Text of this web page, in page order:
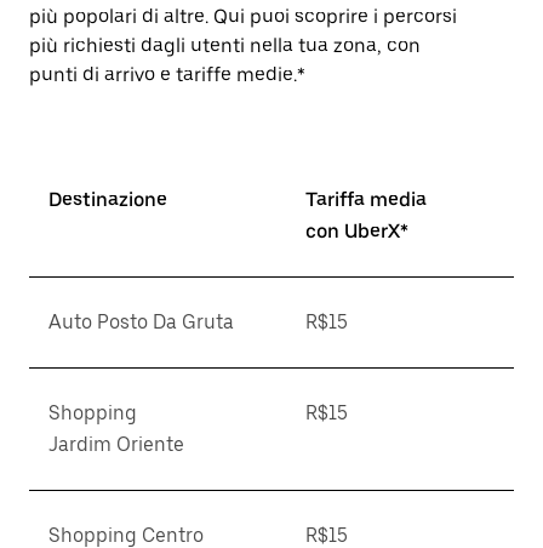
più popolari di altre. Qui puoi scoprire i percorsi
più richiesti dagli utenti nella tua zona, con
punti di arrivo e tariffe medie.*
Destinazione
Tariffa media
con UberX*
Auto Posto Da Gruta R$15
Shopping
Jardim Oriente
R$15
Shopping Centro R$15